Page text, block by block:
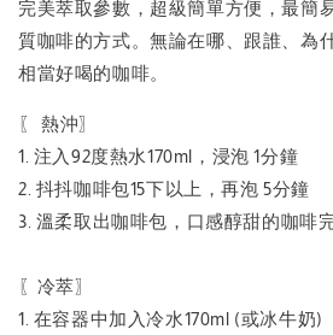
完美萃取參數，超級簡單方便，最簡
質咖啡的方式。無論在哪、跟誰、為
相當好喝的咖啡。
〖 熱沖〗
1. 注入92度熱水170ml，浸泡 1分鐘
2. 抖抖咖啡包15下以上，再泡 5分鐘
3. 溫柔取出咖啡包，口感醇甜的咖啡
〖冷萃〗
1. 在容器中加入冷水170ml (或冰牛奶)